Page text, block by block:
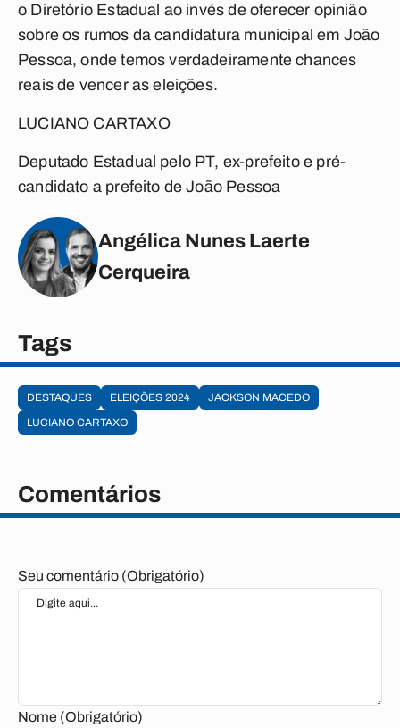
o Diretório Estadual ao invés de oferecer opinião
sobre os rumos da candidatura municipal em João
Pessoa, onde temos verdadeiramente chances
reais de vencer as eleições.
LUCIANO CARTAXO
Deputado Estadual pelo PT, ex-prefeito e pré-
candidato a prefeito de João Pessoa
Angélica Nunes Laerte
Cerqueira
Tags
DESTAQUES ELEIÇÕES 2024
JACKSON MACEDO
LUCIANO CARTAXO
Comentários
Seu comentário (Obrigatório)
Nome (Obrigatório)